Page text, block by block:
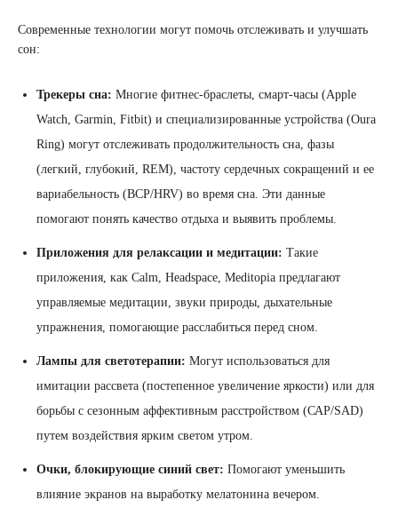
Современные технологии могут помочь отслеживать и улучшать
сон:
Трекеры сна: Многие фитнес-браслеты, смарт-часы (Apple
Watch, Garmin, Fitbit) и специализированные устройства (Oura
Ring) могут отслеживать продолжительность сна, фазы
(легкий, глубокий, REM), частоту сердечных сокращений и ее
вариабельность (ВСР/HRV) во время сна. Эти данные
помогают понять качество отдыха и выявить проблемы.
Приложения для релаксации и медитации: Такие
приложения, как Calm, Headspace, Meditopia предлагают
управляемые медитации, звуки природы, дыхательные
упражнения, помогающие расслабиться перед сном.
Лампы для светотерапии: Могут использоваться для
имитации рассвета (постепенное увеличение яркости) или для
борьбы с сезонным аффективным расстройством (САР/SAD)
путем воздействия ярким светом утром.
Очки, блокирующие синий свет: Помогают уменьшить
влияние экранов на выработку мелатонина вечером.